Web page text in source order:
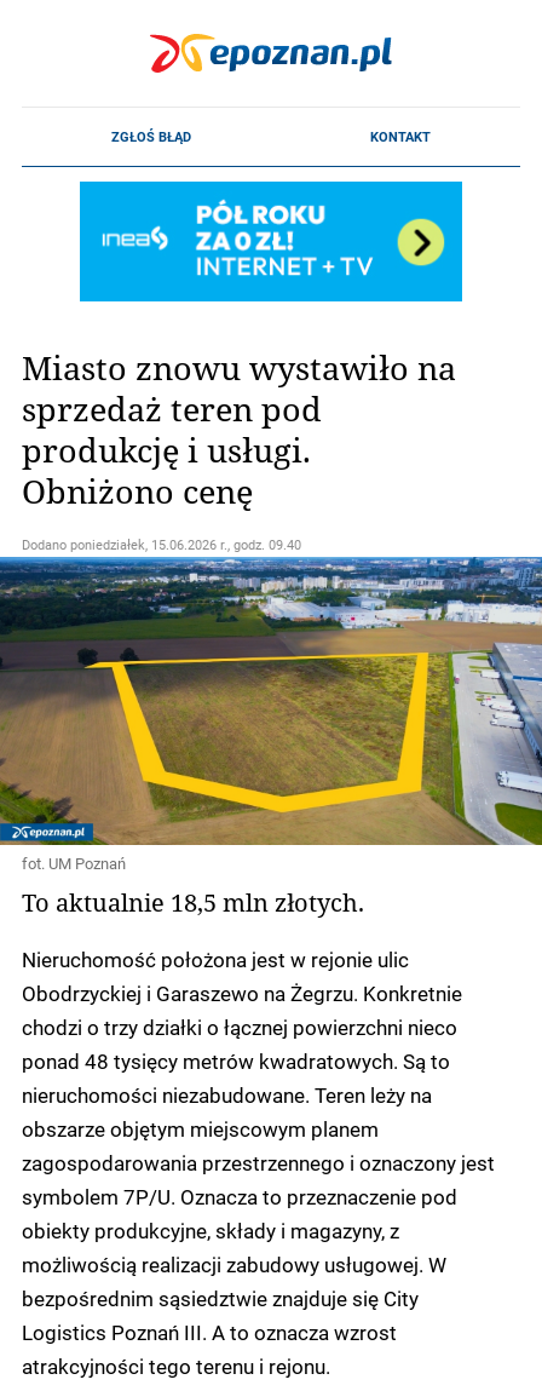
Miasto znowu wystawiło na
sprzedaż teren pod
produkcję i usługi.
Obniżono cenę
Dodano poniedziałek, 15.06.2026 r., godz. 09.40
fot. UM Poznań
To aktualnie 18,5 mln złotych.
Nieruchomość położona jest w rejonie ulic
Obodrzyckiej i Garaszewo na Żegrzu. Konkretnie
chodzi o trzy działki o łącznej powierzchni nieco
ponad 48 tysięcy metrów kwadratowych. Są to
nieruchomości niezabudowane. Teren leży na
obszarze objętym miejscowym planem
zagospodarowania przestrzennego i oznaczony jest
symbolem 7P/U. Oznacza to przeznaczenie pod
obiekty produkcyjne, składy i magazyny, z
możliwością realizacji zabudowy usługowej. W
bezpośrednim sąsiedztwie znajduje się City
Logistics Poznań III. A to oznacza wzrost
atrakcyjności tego terenu i rejonu.